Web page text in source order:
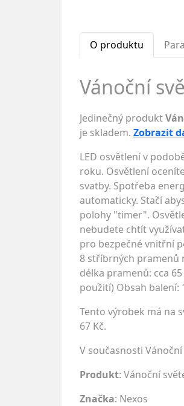
O produktu
Vánoční
Jedinečný produkt
je skladem. Zobrazit
LED osvětlení v
roku. Osvětlení
svatby. Spotřeba
automaticky. Stačí
polohy "timer".
nebudete chtít
pro bezpečné vnitřní
8 stříbrných pramenů
délka pramenů: cca
použití) Obsah balení:
Tento výrobek má na
67 Kč.
V současnosti
Produkt: Vánoční
Značka: Nexos